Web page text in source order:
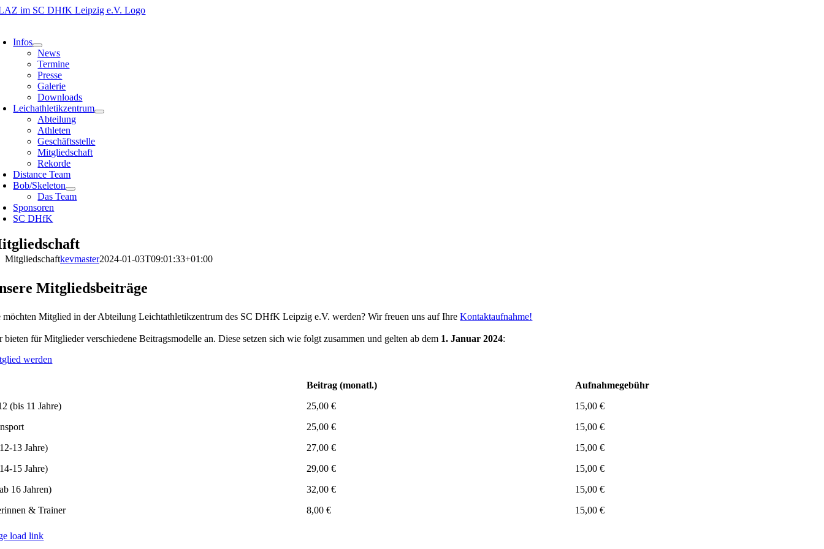
Zum
Infos
News
Termine
Presse
Galerie
Downloads
Leichathletikzentrum
Abteilung
Athleten
Geschäftsstelle
Mitgliedschaft
Rekorde
Distance Team
Bob/Skeleton
Das Team
Sponsoren
SC DHfK
Mitgliedschaftkevmaster2024-01-03T09:01:33+01:00
Mitgliedsbeiträge
möchten Mitglied in der Abteilung Leichtathletikzentrum des SC DHfK Leipzig e.V. werden? Wir freuen uns auf IhreKontaktaufnahme!
bieten für Mitglieder verschiedene Beitragsmodelle an. Diese setzen sich wie folgt zusammen und gelten ab dem 1. Januar 2024:
werden
Beitrag (monatl.)
Aufnahmegebühr
(bis 11 Jahre)
25,00 €
15,00 €
25,00 €
15,00 €
13 Jahre)
27,00 €
15,00 €
15 Jahre)
29,00 €
15,00 €
16 Jahren)
32,00 €
15,00 €
& Trainer
8,00 € 15,00 €
load link